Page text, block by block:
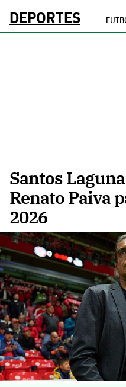
DEPORTES
Santos
Renato Paiva
2026